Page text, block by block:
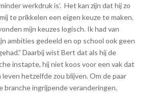
werkdruk is’. Het kan zijn dat hij zo
te prikkelen een eigen keuze te maken.
mijn keuzes logisch. Ik had van
ambities gedeeld en op school ook geen
Daarbij wist Bert dat als hij de
instapte, hij niet koos voor een vak dat
leven hetzelfde zou blijven. Om de paar
branche ingrijpende veranderingen.